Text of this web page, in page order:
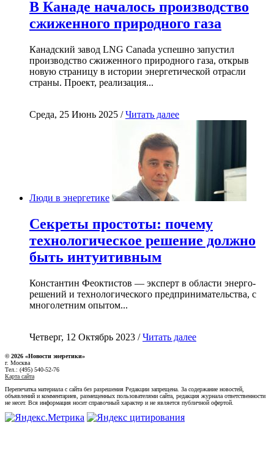
В Канаде началось производство
сжиженного природного газа
Канадский завод LNG Canada успешно запустил
производство сжиженного природного газа, открыв
новую страницу в истории энергетической отрасли
страны. Проект, реализация...
Среда, 25 Июнь 2025 /Читать далее
Люди в энергетике
Секреты простоты: почему
технологическое решение должно
быть интуитивным
Константин Феоктистов — эксперт в области энерго-
решений и технологического предпринимательства, с
многолетним опытом...
Четверг, 12 Октябрь 2023 /Читать далее
© 2026 «Новости энеретики»
г. Москва
Тел.: (495) 540-52-76
Карта сайта
Перепечатка материала с сайта без разрешения Редакции запрещена. За содержание новостей,
объявлений и комментариев, размещенных пользователями сайта, редакция журнала ответственности
не несет. Вся информация носит справочный характер и не является публичной офертой.